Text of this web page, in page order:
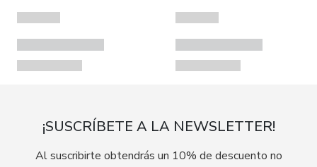
¡SUSCRÍBETE A LA NEWSLETTER!
Al suscribirte obtendrás un 10% de descuento no